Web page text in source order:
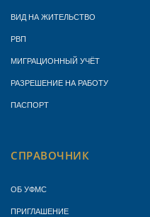
ВИД НА ЖИТЕЛЬСТВО
РВП
МИГРАЦИОННЫЙ УЧЁТ
РАЗРЕШЕНИЕ НА РАБОТУ
ПАСПОРТ
СПРАВОЧНИК
ОБ УФМС
ПРИГЛАШЕНИЕ